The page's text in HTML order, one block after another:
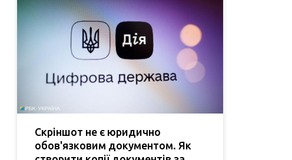
Скріншот не є юридично
обов'язковим документом. Як